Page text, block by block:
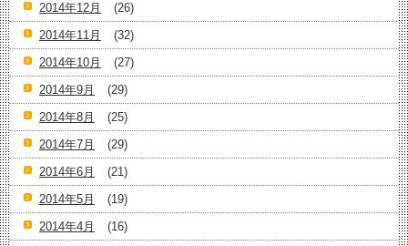
2014年12月
(26)
2014年11月
(32)
2014年10月
(27)
2014年9月
(29)
2014年8月
(25)
2014年7月
(29)
2014年6月
(21)
2014年5月
(19)
2014年4月
(16)